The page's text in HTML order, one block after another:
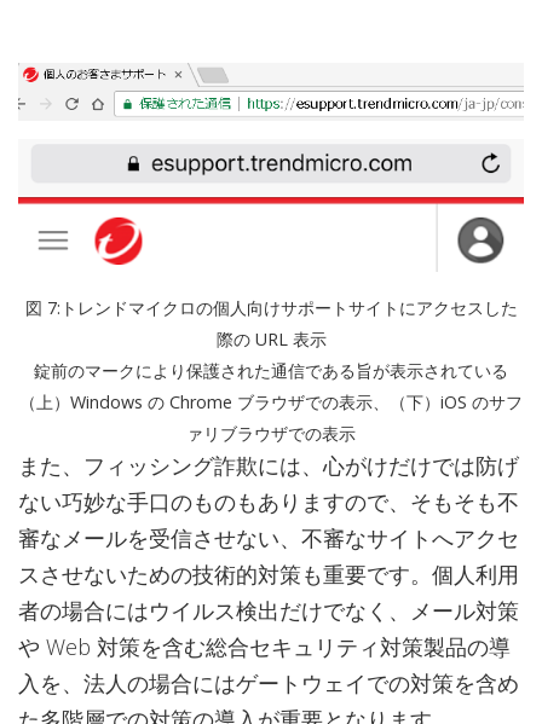
図 7:トレンドマイクロの個人向けサポートサイトにアクセスした
際の URL 表示
錠前のマークにより保護された通信である旨が表示されている
（上）Windows の Chrome ブラウザでの表示、（下）iOS のサフ
ァリブラウザでの表示
また、フィッシング詐欺には、心がけだけでは防げ
ない巧妙な手口のものもありますので、そもそも不
審なメールを受信させない、不審なサイトへアクセ
スさせないための技術的対策も重要です。個人利用
者の場合にはウイルス検出だけでなく、メール対策
や Web 対策を含む総合セキュリティ対策製品の導
入を、法人の場合にはゲートウェイでの対策を含め